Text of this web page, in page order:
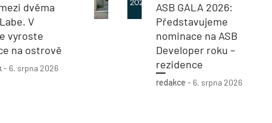
dvěma
V
vyroste
na ostrově
- 6. srpna 2026
ASB GALA 2026:
Představujeme
nominace na ASB
Developer roku –
rezidence
redakce - 6. srpna 2026